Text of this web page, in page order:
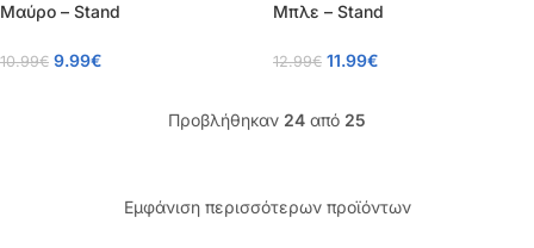
Μαύρο – Stand
10.99€ 9.99€
Μπλε – Stand
12.99€ 11.99€
Προβλήθηκαν 24 από 25
Εμφάνιση περισσότερων προϊόντων